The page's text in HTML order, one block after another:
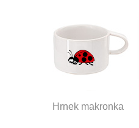
Hrnek makronka